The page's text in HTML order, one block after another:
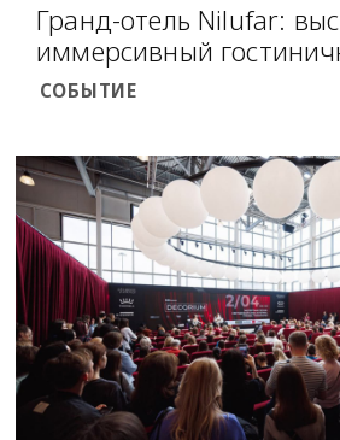
Гранд-отель Nilufar:
иммерсивный
СОБЫТИЕ